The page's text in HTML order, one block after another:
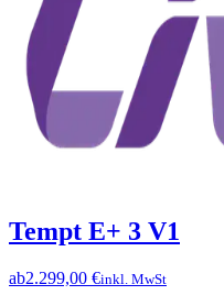
Tempt E+ 3 V1
ab2.299,00 €inkl. MwSt